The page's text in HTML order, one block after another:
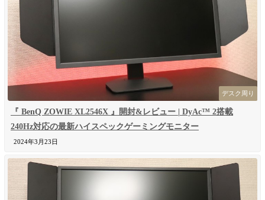
デスク周り
『 BenQ ZOWIE XL2546X 』開封&レビュー | DyAc™ 2搭載
240Hz対応の最新ハイスペックゲーミングモニター
2024年3月23日